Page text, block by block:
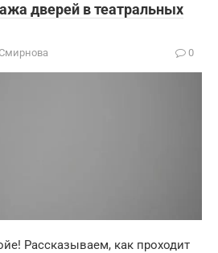
дверей в театральных
0
Рассказываем, как проходит